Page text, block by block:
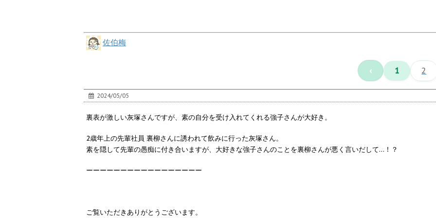
佐伯梅
‹ 1 2
2024/05/05
裏表が激しい灰塚さんですが、素の自分を受け入れてくれる強子さんが大好き。
2歳年上の先輩社員 裏柳さんに誘われて飲みに行った灰塚さん。
素を隠して先輩の愚痴に付き合いますが、大好きな強子さんのことを裏柳さんが悪く言いだして…！？
ーーーーーーーーーーーーーーーーー
ご覧いただきありがとうございます。